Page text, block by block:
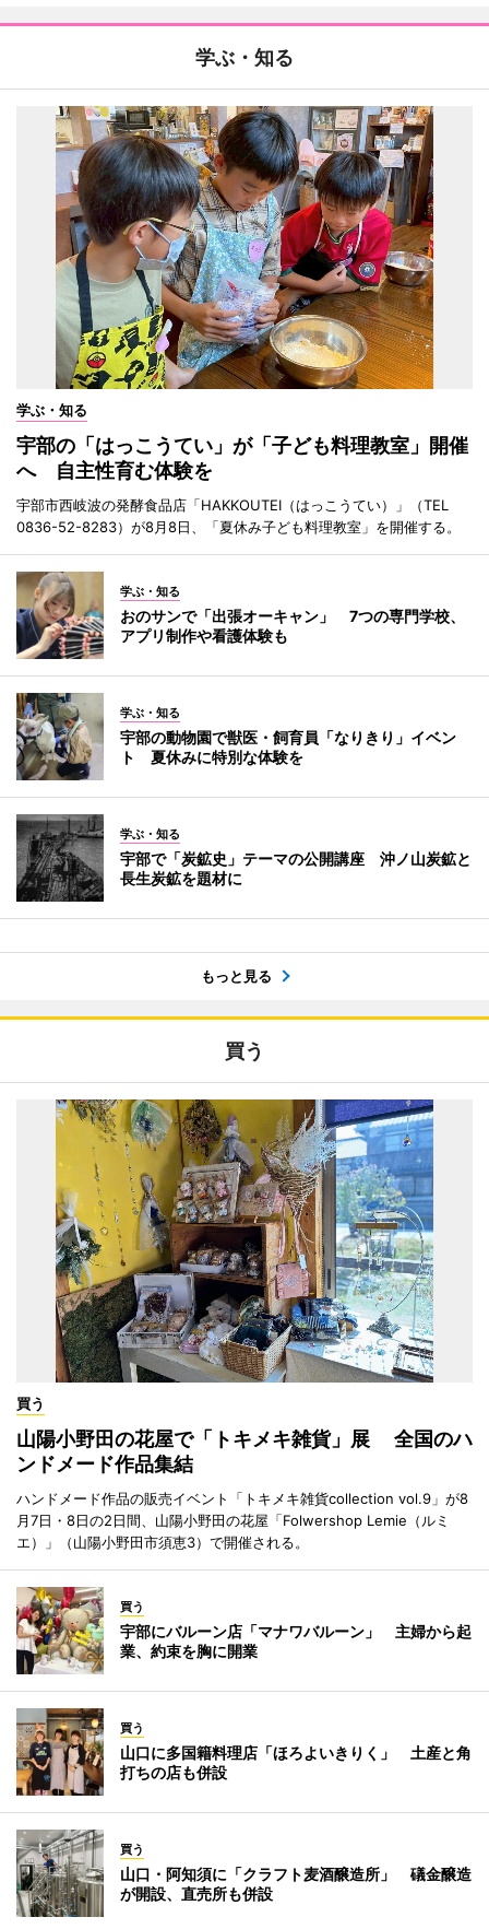
学ぶ・知る
学ぶ・知る
宇部の「はっこうてい」が「子ども料理教室」開催
へ 自主性育む体験を
宇部市西岐波の発酵食品店「HAKKOUTEI（はっこうてい）」（TEL
0836-52-8283）が8月8日、「夏休み子ども料理教室」を開催する。
学ぶ・知る
おのサンで「出張オーキャン」 7つの専門学校、
アプリ制作や看護体験も
学ぶ・知る
宇部の動物園で獣医・飼育員「なりきり」イベン
ト 夏休みに特別な体験を
学ぶ・知る
宇部で「炭鉱史」テーマの公開講座 沖ノ山炭鉱と
長生炭鉱を題材に
もっと見る
買う
買う
山陽小野田の花屋で「トキメキ雑貨」展 全国のハ
ンドメード作品集結
ハンドメード作品の販売イベント「トキメキ雑貨collection vol.9」が8
月7日・8日の2日間、山陽小野田の花屋「Folwershop Lemie（ルミ
エ）」（山陽小野田市須恵3）で開催される。
買う
宇部にバルーン店「マナワバルーン」 主婦から起
業、約束を胸に開業
買う
山口に多国籍料理店「ほろよいきりく」 土産と角
打ちの店も併設
買う
山口・阿知須に「クラフト麦酒醸造所」 礒金醸造
が開設、直売所も併設